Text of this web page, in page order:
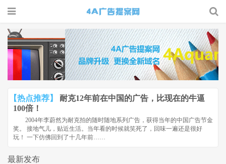
4A广告
提案网 |
广告小报
| 广告圈
那点事
【热点推荐】
耐克12年前在中国的广告，比现在的牛逼
100倍！
2004年李蔚然为耐克拍的随时随地系列广告，获得当年的中国广告节金
奖。 接地气儿，贴近生活。当年看的时候就笑死了，回味一遍还是很好
玩！ 一下仿佛回到了十几年前……
最新发布